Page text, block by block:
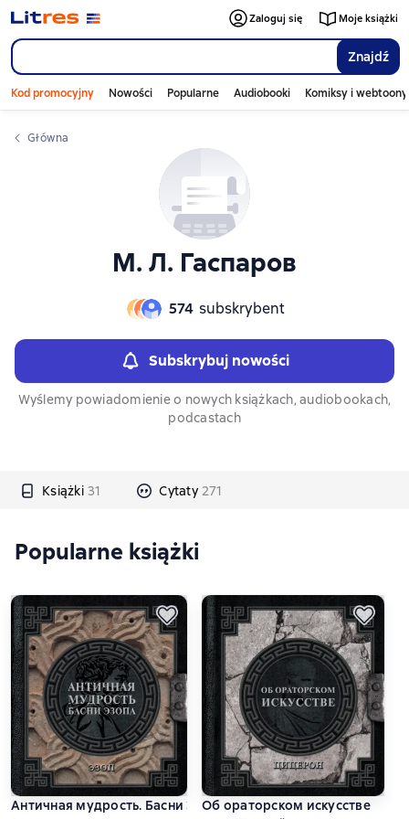
Znajdź
Zaloguj się Moje książki
Kod promocyjny Nowości Popularne Audiobooki Komiksy i webtoony
Główna
М. Л. Гаспаров
574 subskrybent
Subskrybuj nowości
Wyślemy powiadomienie o nowych książkach, audiobookach,
podcastach
Książki 31 Cytaty 271
Слайдер с книгами
Popularne książki
Античная мудрость. Басни ЭзопаОб ораторском искусстве
Слайдер с книгами